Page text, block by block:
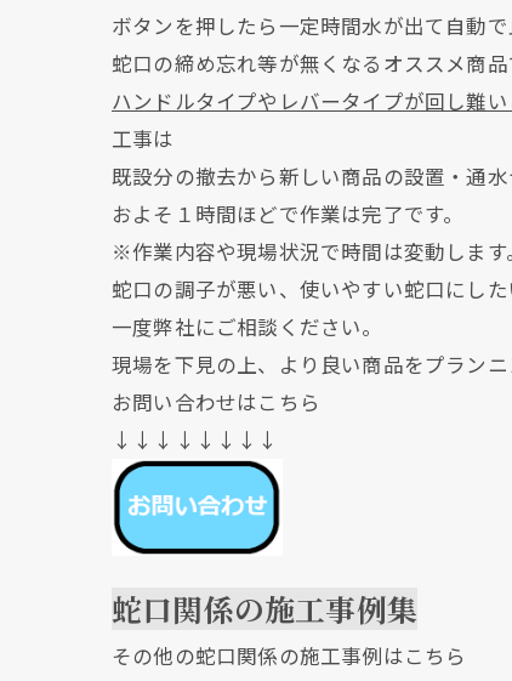
ボタンを押したら一定時間水が出て自動
蛇口の締め忘れ等が無くなるオススメ商品
ハンドルタイプやレバータイプが回し難い
工事は
既設分の撤去から新しい商品の設置・通
およそ１時間ほどで作業は完了です。
※作業内容や現場状況で時間は変動します。
蛇口の調子が悪い、使いやすい蛇口にし
一度弊社にご相談ください。
現場を下見の上、より良い商品をプランニ
お問い合わせはこちら
↓↓↓↓↓↓↓↓
蛇口関係の施工事例集
その他の蛇口関係の施工事例はこちら